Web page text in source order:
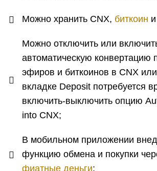
Можно хранить CNX, биткоин и
Можно отключить или
автоматическую конвертацию
эфиров и биткоинов в CNX
вкладке Deposit потребуется
включить-выключить опцию
into CNX;
В мобильном приложении
функцию обмена и покупки
фиатные деньги;